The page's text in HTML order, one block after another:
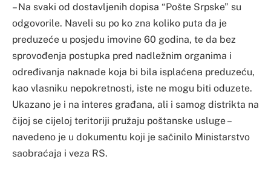
– Na svaki od dostavljenih dopisa “Pošte Srpske” su
odgovorile. Naveli su po ko zna koliko puta da je
preduzeće u posjedu imovine 60 godina, te da bez
sprovođenja postupka pred nadležnim organima i
određivanja naknade koja bi bila isplaćena preduzeću,
kao vlasniku nepokretnosti, iste ne mogu biti oduzete.
Ukazano je i na interes građana, ali i samog distrikta na
čijoj se cijeloj teritoriji pružaju poštanske usluge –
navedeno je u dokumentu koji je sačinilo Ministarstvo
saobraćaja i veza RS.